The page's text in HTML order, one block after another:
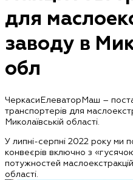
для
заводу в
обл
ЧеркасиЕлеваторМаш –
транспортерів для
Миколаївській області.
У липні-серпні 2022 року ми
конвеєрів включно з
потужностей
області.